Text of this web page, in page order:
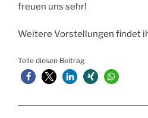
freuen uns sehr!
Weitere Vorstellungen findet
Teile diesen Beitrag